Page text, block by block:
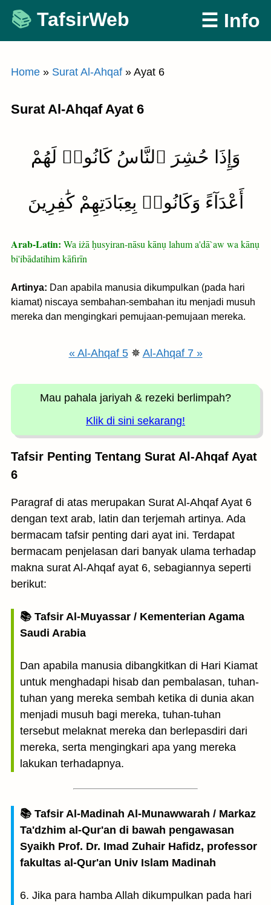
Skip
content
TafsirWeb ☰ Info
Home » Surat Al-Ahqaf » Ayat 6
Surat Al-Ahqaf Ayat 6
وَإِذَا حُشِرَ ٱلنَّاسُ كَانُوا۟ لَهُمْ
أَعْدَآءً وَكَانُوا۟ بِعِبَادَتِهِمْ كَٰفِرِينَ
Arab-Latin: Wa iżā ḥusyiran-nāsu kānụ lahum a'dā`aw wa kānụ
bi'ibādatihim kāfirīn
Artinya: Dan apabila manusia dikumpulkan (pada hari
kiamat) niscaya sembahan-sembahan itu menjadi musuh
mereka dan mengingkari pemujaan-pemujaan mereka.
« Al-Ahqaf 5✵ Al-Ahqaf 7 »
Mau pahala jariyah & rezeki berlimpah?
Klik di sini sekarang!
Tafsir Penting Tentang Surat Al-Ahqaf Ayat
6
Paragraf di atas merupakan Surat Al-Ahqaf Ayat 6
dengan text arab, latin dan terjemah artinya. Ada
bermacam tafsir penting dari ayat ini. Terdapat
bermacam penjelasan dari banyak ulama terhadap
makna surat Al-Ahqaf ayat 6, sebagiannya seperti
berikut:
📚 Tafsir Al-Muyassar / Kementerian Agama
Saudi Arabia
Dan apabila manusia dibangkitkan di Hari Kiamat
untuk menghadapi hisab dan pembalasan, tuhan-
tuhan yang mereka sembah ketika di dunia akan
menjadi musuh bagi mereka, tuhan-tuhan
tersebut melaknat mereka dan berlepasdiri dari
mereka, serta mengingkari apa yang mereka
lakukan terhadapnya.
📚 Tafsir Al-Madinah Al-Munawwarah / Markaz
Ta'dzhim al-Qur'an di bawah pengawasan
Syaikh Prof. Dr. Imad Zuhair Hafidz, professor
fakultas al-Qur'an Univ Islam Madinah
6. Jika para hamba Allah dikumpulkan pada hari